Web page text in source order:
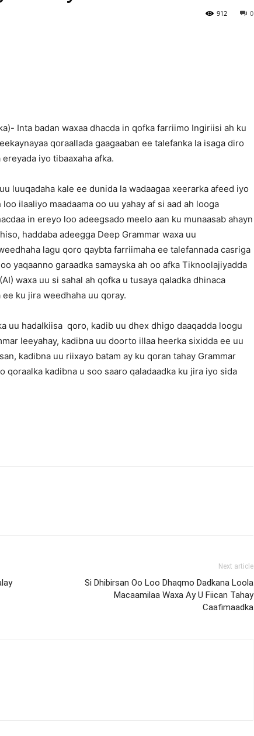
0
912
Inta badan waxaa dhacda in qofka farriimo Ingiriisi ah ku
qoraallada gaagaaban ee talefanka la isaga diro
iyo tibaaxaha afka.
luuqadaha kale ee dunida la wadaagaa xeerarka afeed iyo
ilaaliyo maadaama oo uu yahay af si aad ah looga
in ereyo loo adeegsado meelo aan ku munaasab ahayn
haddaba adeegga Deep Grammar waxa uu
lagu qoro qaybta farriimaha ee talefannada casriga
yaqaanno garaadka samayska ah oo afka Tiknoolajiyadda
waxa uu si sahal ah qofka u tusaya qaladka dhinaca
ku jira weedhaha uu qoray.
uu hadalkiisa qoro, kadib uu dhex dhigo daaqadda loogu
leeyahay, kadibna uu doorto illaa heerka sixidda ee uu
kadibna uu riixayo batam ay ku qoran tahay Grammar
qoraalka kadibna u soo saaro qaladaadka ku jira iyo sida
Next article
Si Dhibirsan Oo Loo Dhaqmo Dadkana Loola
Macaamilaa Waxa Ay U Fiican Tahay
Caafimaadka